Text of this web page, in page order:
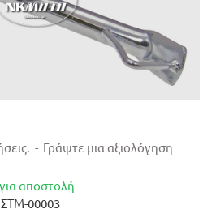
αποστολή
ΣΤΜ-00003
- Γράψτε μια αξιολόγηση